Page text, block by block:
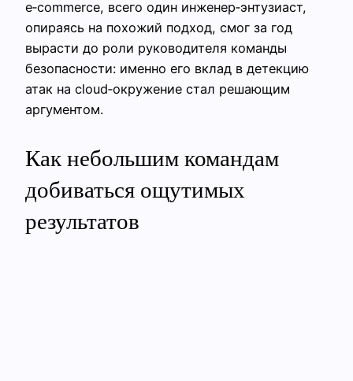
e‑commerce, всего один инженер‑энтузиаст,
опираясь на похожий подход, смог за год
вырасти до роли руководителя команды
безопасности: именно его вклад в детекцию
атак на cloud‑окружение стал решающим
аргументом.
Как небольшим командам
добиваться ощутимых
результатов